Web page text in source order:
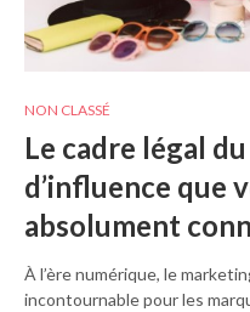
NON CLASSÉ
Le cadre légal
d’influence que
absolument
À l’ère numérique, le
incontournable pour les